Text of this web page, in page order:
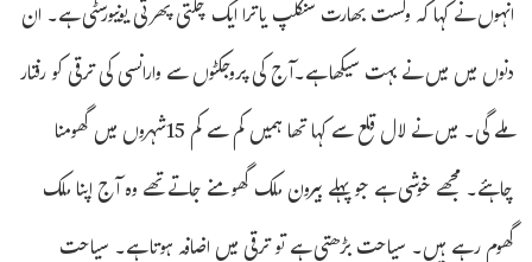
انہوں نے کہا کہ وکست بھارت سنکلپ یاترا ایک چلتی پھرتی یونیورسٹی ہے۔ ان
دنوں میں میں نے بہت سیکھا ہے۔آج کی پروجکٹوں سے وارانسی کی ترقی کو رفتار
ملے گی۔ میں نے لال قلع سے کہا تھا ہمیں کم سے کم 15شہروں میں گھومنا
چاہئے۔ مجھے خوشی ہے جو پہلے بیرون ملک گھومنے جاتے تھے وہ آج اپنا ملک